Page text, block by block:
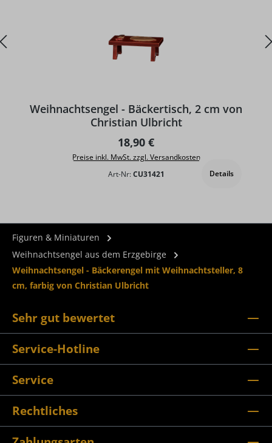
Weihnachtsengel - Bäckertisch, 2 cm von
Christian Ulbricht
Regulärer Preis:
18,90 €
Preise inkl. MwSt. zzgl. Versandkosten
Art-Nr: CU31421 Details
Figuren & Miniaturen
Weihnachtsengel aus dem Erzgebirge
Weihnachtsengel - Bäckerengel mit Weihnachtsteller, 8
cm, farbig von Christian Ulbricht
Sehr gut bewertet
Service-Hotline
Service
Rechtliches